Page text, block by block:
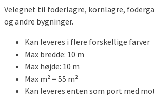
Velegnet til foderlagre, kornlagre,
og andre bygninger.
Kan leveres i flere forskellige farver
Max bredde: 10 m
Max højde: 10 m
Max m² = 55 m²
Kan leveres enten som port med